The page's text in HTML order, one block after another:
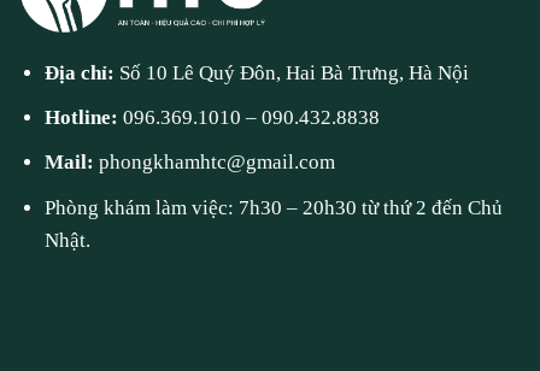
Địa chỉ: Số 10 Lê Quý Đôn, Hai Bà Trưng, Hà Nội
Hotline:096.369.1010 –090.432.8838
Mail:phongkhamhtc@gmail.com
Phòng khám làm việc: 7h30 – 20h30 từ thứ 2 đến Chủ
Nhật.